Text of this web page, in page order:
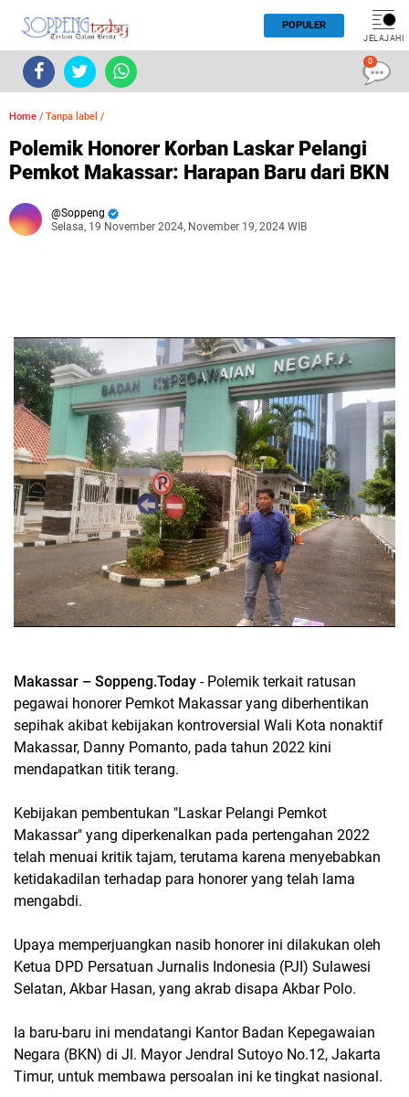
POPULER
JELAJAHI
Home / Tanpa label /
Polemik Honorer Korban Laskar Pelangi
Pemkot Makassar: Harapan Baru dari BKN
Soppeng
Selasa, 19 November 2024, November 19, 2024 WIB
Makassar – Soppeng.Today - Polemik terkait ratusan
pegawai honorer Pemkot Makassar yang diberhentikan
sepihak akibat kebijakan kontroversial Wali Kota nonaktif
Makassar, Danny Pomanto, pada tahun 2022 kini
mendapatkan titik terang.
Kebijakan pembentukan "Laskar Pelangi Pemkot
Makassar" yang diperkenalkan pada pertengahan 2022
telah menuai kritik tajam, terutama karena menyebabkan
ketidakadilan terhadap para honorer yang telah lama
mengabdi.
Upaya memperjuangkan nasib honorer ini dilakukan oleh
Ketua DPD Persatuan Jurnalis Indonesia (PJI) Sulawesi
Selatan, Akbar Hasan, yang akrab disapa Akbar Polo.
Ia baru-baru ini mendatangi Kantor Badan Kepegawaian
Negara (BKN) di Jl. Mayor Jendral Sutoyo No.12, Jakarta
Timur, untuk membawa persoalan ini ke tingkat nasional.
0